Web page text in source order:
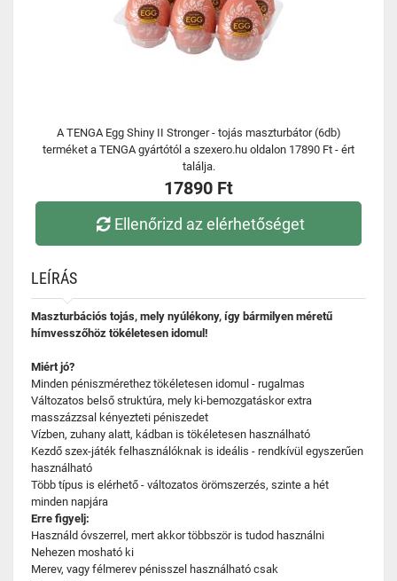
A TENGA Egg Shiny II Stronger - tojás maszturbátor (6db)
terméket a TENGA gyártótól a szexero.hu oldalon 17890 Ft - ért
találja.
17890 Ft
Ellenőrizd az elérhetőséget
LEÍRÁS
Maszturbációs tojás, mely nyúlékony, így bármilyen méretű
hímvesszőhöz tökéletesen idomul!
Miért jó?
Minden péniszmérethez tökéletesen idomul - rugalmas
Változatos belső struktúra, mely ki-bemozgatáskor extra
masszázzsal kényezteti péniszedet
Vízben, zuhany alatt, kádban is tökéletesen használható
Kezdő szex-játék felhasználóknak is ideális - rendkívül egyszerűen
használható
Több típus is elérhető - változatos örömszerzés, szinte a hét
minden napjára
Erre figyelj:
Használd óvszerrel, mert akkor többször is tudod használni
Nehezen mosható ki
Merev, vagy félmerev pénisszel használható csak